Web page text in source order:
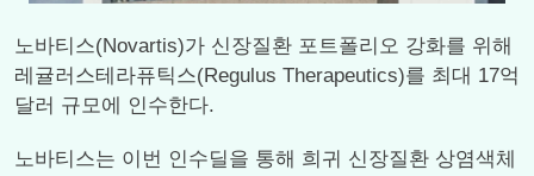
노바티스(Novartis)가 신장질환 포트폴리오 강화를 위해
레귤러스테라퓨틱스(Regulus Therapeutics)를 최대 17억
달러 규모에 인수한다.
노바티스는 이번 인수딜을 통해 희귀 신장질환 상염색체